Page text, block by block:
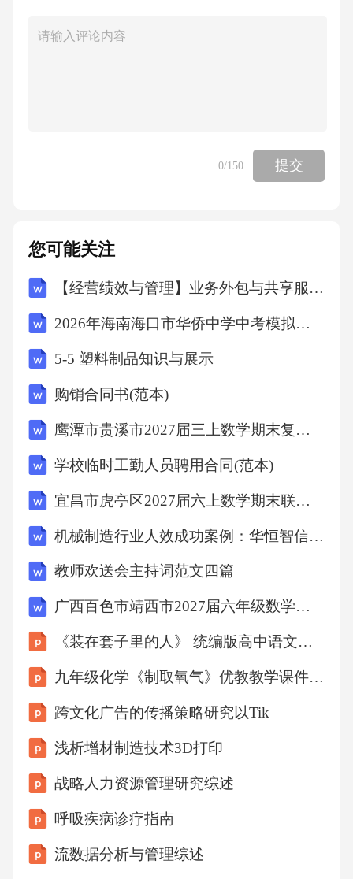
10/20主要人物形象分析阿廖沙：他的形象是俄
艰难地生活着，身边那些层出不穷的暴行和丑
苦，都会感到难以忍受，这说明了他善良的一
面;母亲的再婚，使得他很孤僻，但也增强了他
却，他总是坚强地生活下去，他相信黑暗终将
过去，未来将会走向光明。
2023/10/20外祖父他是俄罗斯小市民阶层的典
型。暴躁、乖戾、贪婪、自私。他经常凶狠地
毒打外祖母和孩子们，有次竟把阿廖沙打上得
失去知觉，结果生了场大病;他非常贪财，暗地
市场上偷窃。卡什林是小说中丑恶势力的化
身，在他身上集中体现了了俄国小市民的卑鄙
灵魂。2023/10/20外祖母她的形象是俄罗斯文学
中最光辉、最有文性的艺术形象之一。她善
公正，热爱生活，相信正义总会战胜邪恶。她
信仰的上帝是与人为善的。她知道很多优美的
民间故事，讲给阿廖沙听，她无私的爱丰富了
前，我仿佛是躲在黑暗中睡觉，但她一出现，
就把我叫醒了把我领到光明的地方……她马上
成为我终身的朋友，成为最知心的人，成为我
0/150 提交
您可能关注
【经营绩效与管理】业务外包与共享服务专项审计计划
2026年海南海口市华侨中学中考模拟地理试卷（文字版含答案）
5-5 塑料制品知识与展示
购销合同书(范本)
鹰潭市贵溪市2027届三上数学期末复习检测模拟试题含解析
学校临时工勤人员聘用合同(范本)
宜昌市虎亭区2027届六上数学期末联考模拟试题含解析
机械制造行业人效成功案例：华恒智信破解人员流失成本高
教师欢送会主持词范文四篇
广西百色市靖西市2027届六年级数学第一学期期末质量跟踪监视试题含解析
《装在套子里的人》 统编版高中语文必修下册
九年级化学《制取氧气》优教教学课件1-A3演示文稿设计与制作
跨文化广告的传播策略研究以Tik
浅析增材制造技术3D打印
战略人力资源管理研究综述
呼吸疾病诊疗指南
流数据分析与管理综述